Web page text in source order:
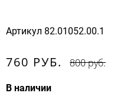
Артикул 82.01052.00.1
760 РУБ. 800 руб.
В наличии